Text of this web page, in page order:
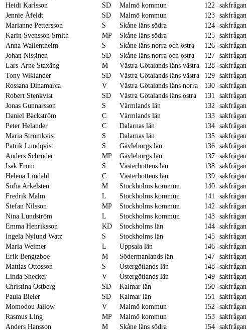
Heidi Karlsson
SD Malmö kommun 122 sakfrågan
Jennie Åfeldt
SD Malmö kommun 123 sakfrågan
Marianne Pettersson
S Skåne läns södra 124 sakfrågan
Karin Svensson Smith
MP Skåne läns södra 125 sakfrågan
Anna Wallentheim
S Skåne läns norra och östra 126 sakfrågan
Johan Nissinen
SD Skåne läns norra och östra 127 sakfrågan
Lars-Arne Staxäng
M Västra Götalands läns västra 128 sakfrågan
Tony Wiklander
SD Västra Götalands läns västra 129 sakfrågan
Rossana Dinamarca
V Västra Götalands läns norra 130 sakfrågan
Robert Stenkvist
SD Västra Götalands läns östra 131 sakfrågan
Jonas Gunnarsson
S Värmlands län 132 sakfrågan
Daniel Bäckström
C Värmlands län 133 sakfrågan
Peter Helander
C Dalarnas län 134 sakfrågan
Maria Strömkvist
S Dalarnas län 135 sakfrågan
Patrik Lundqvist
S Gävleborgs län 136 sakfrågan
Anders Schröder
MP Gävleborgs län 137 sakfrågan
Isak From
S Västerbottens län 138 sakfrågan
Helena Lindahl
C Västerbottens län 139 sakfrågan
Sofia Arkelsten
M Stockholms kommun 140 sakfrågan
Fredrik Malm
L Stockholms kommun 141 sakfrågan
Stefan Nilsson
MP Stockholms kommun 142 sakfrågan
Nina Lundström
L Stockholms kommun 143 sakfrågan
Emma Henriksson
KD Stockholms län 144 sakfrågan
Ingela Nylund Watz
S Stockholms län 145 sakfrågan
Maria Weimer
L Uppsala län 146 sakfrågan
Erik Bengtzboe
M Södermanlands län 147 sakfrågan
Mattias Ottosson
S Östergötlands län 148 sakfrågan
Linda Snecker
V Östergötlands län 149 sakfrågan
Christina Östberg
SD Kalmar län 150 sakfrågan
Paula Bieler
SD Kalmar län 151 sakfrågan
Momodou Jallow
V Malmö kommun 152 sakfrågan
Rasmus Ling
MP Malmö kommun 153 sakfrågan
Anders Hansson
M Skåne läns södra 154 sakfrågan